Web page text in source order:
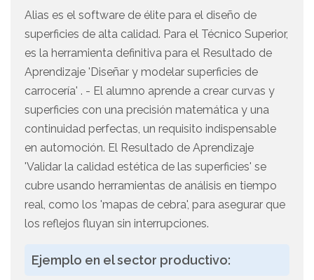
Alias es el software de élite para el diseño de
superficies de alta calidad. Para el Técnico Superior,
es la herramienta definitiva para el Resultado de
Aprendizaje 'Diseñar y modelar superficies de
carrocería' . - El alumno aprende a crear curvas y
superficies con una precisión matemática y una
continuidad perfectas, un requisito indispensable
en automoción. El Resultado de Aprendizaje
'Validar la calidad estética de las superficies' se
cubre usando herramientas de análisis en tiempo
real, como los 'mapas de cebra', para asegurar que
los reflejos fluyan sin interrupciones.
Ejemplo en el sector productivo: